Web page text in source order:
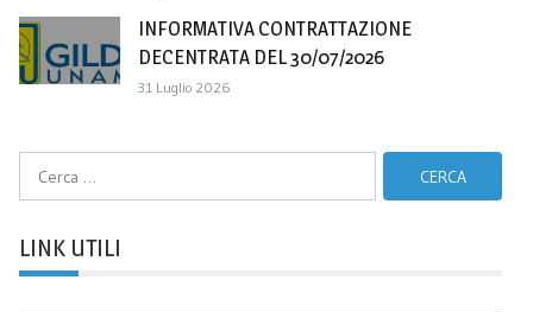
INFORMATIVA CONTRATTAZIONE
DECENTRATA DEL 30/07/2026
31 Luglio 2026
LINK UTILI